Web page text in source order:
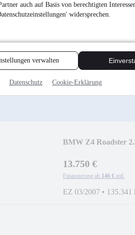
auch auf Basis von berechtigten
widersprechen.
verwalten
Datenschutz Cookie-Erklärung
EZ 09/2016•139.941
BMW Z4 Roadster
13.750 €
Finanzierung ab 146 € mtl.
EZ 03/2007 • 135.341